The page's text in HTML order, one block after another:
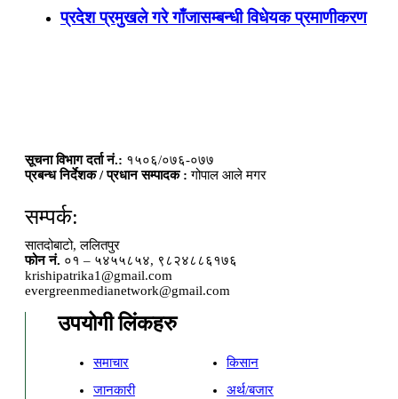
प्रदेश प्रमुखले गरे गाँजासम्बन्धी विधेयक प्रमाणीकरण
सूचना विभाग दर्ता नं.: १५०६/०७६-०७७
प्रबन्ध निर्देशक / प्रधान सम्पादक : गोपाल आले मगर
सम्पर्क:
सातदोबाटो, ललितपुर
फोन नं. ०१ – ५४५५८५४, ९८२४८८६१७६
krishipatrika1@gmail.com
evergreenmedianetwork@gmail.com
उपयोगी लिंकहरु
समाचार
किसान
जानकारी
अर्थ/बजार